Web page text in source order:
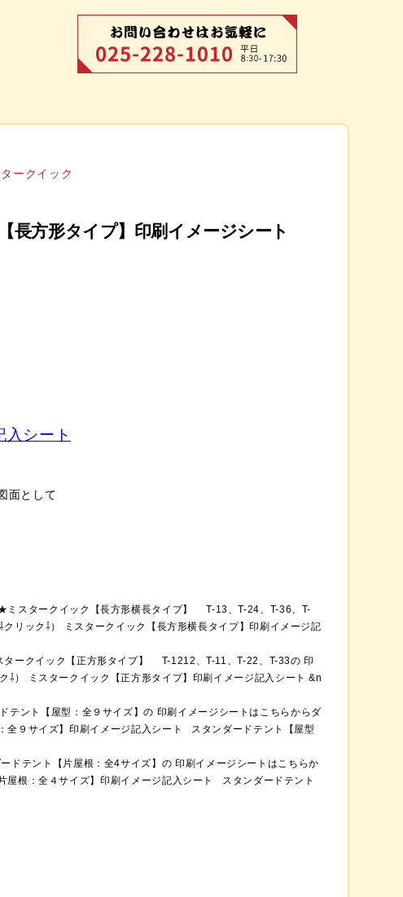
タークイック
長方形タイプ】印刷イメージシート
入シート
面として
ミスタークイック【長方形横長タイプ】 T-13、T-24、T-36、T-
リック⇩） ミスタークイック【長方形横長タイプ】印刷イメージ記
タークイック【正方形タイプ】 T-1212、T-11、T-22、T-33の 印
） ミスタークイック【正方形タイプ】印刷イメージ記入シート &n
テント【屋型：全９サイズ】の 印刷イメージシートはこちらからダ
９サイズ】印刷イメージ記入シート スタンダードテント【屋型
ドテント【片屋根：全4サイズ】の 印刷イメージシートはこちらか
根：全４サイズ】印刷イメージ記入シート スタンダードテント